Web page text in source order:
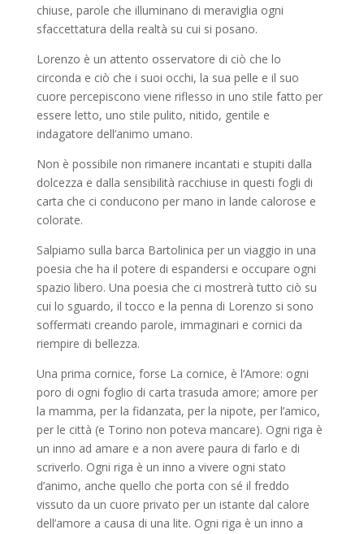
chiuse, parole che illuminano di meraviglia ogni
sfaccettatura della realtà su cui si posano.
Lorenzo è un attento osservatore di ciò che lo
circonda e ciò che i suoi occhi, la sua pelle e il suo
cuore percepiscono viene riflesso in uno stile fatto per
essere letto, uno stile pulito, nitido, gentile e
indagatore dell’animo umano.
Non è possibile non rimanere incantati e stupiti dalla
dolcezza e dalla sensibilità racchiuse in questi fogli di
carta che ci conducono per mano in lande calorose e
colorate.
Salpiamo sulla barca Bartolinica per un viaggio in una
poesia che ha il potere di espandersi e occupare ogni
spazio libero. Una poesia che ci mostrerà tutto ciò su
cui lo sguardo, il tocco e la penna di Lorenzo si sono
soffermati creando parole, immaginari e cornici da
riempire di bellezza.
Una prima cornice, forse La cornice, è l’Amore: ogni
poro di ogni foglio di carta trasuda amore; amore per
la mamma, per la fidanzata, per la nipote, per l’amico,
per le città (e Torino non poteva mancare). Ogni riga è
un inno ad amare e a non avere paura di farlo e di
scriverlo. Ogni riga è un inno a vivere ogni stato
d’animo, anche quello che porta con sé il freddo
vissuto da un cuore privato per un istante dal calore
dell’amore a causa di una lite. Ogni riga è un inno a